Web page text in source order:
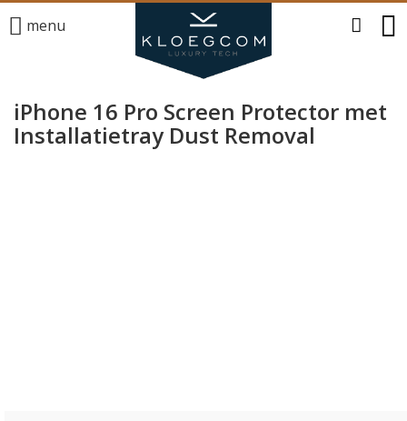
menu
iPhone 16 Pro Screen Protector met
Installatietray Dust Removal